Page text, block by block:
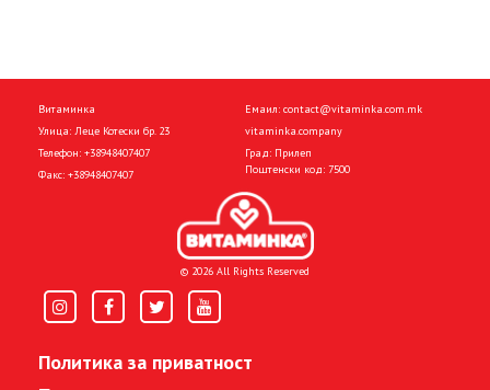
Витаминка
Улица: Леце Котески бр. 23
Телефон: +38948407407
Факс: +38948407407
Емаил: contact@vitaminka.com.mk
vitaminka.company
Град: Прилеп
Поштенски код: 7500
© 2026 All Rights Reserved
Политика за приватност